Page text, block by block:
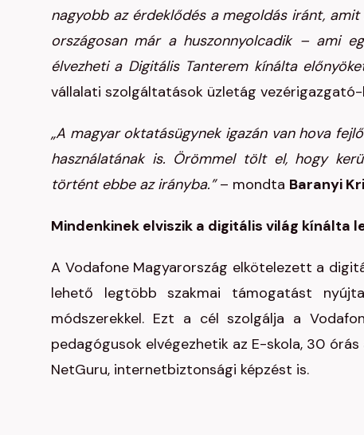
nagyobb az érdeklődés a megoldás iránt,
országosan már a huszonnyolcadik – ami
élvezheti a Digitális Tanterem kínálta
vállalati szolgáltatások üzletág
„A magyar oktatásügynek igazán van hova
használatának is. Örömmel tölt el, hogy
történt ebbe az irányba.”– mondta Baranyi
Mindenkinek elviszik a digitális világ kínálta
A Vodafone Magyarország elkötelezett a
lehető legtöbb szakmai támogatást
módszerekkel. Ezt a cél szolgálja a
pedagógusok elvégezhetik az E-skola, 30
NetGuru, internetbiztonsági képzést is.